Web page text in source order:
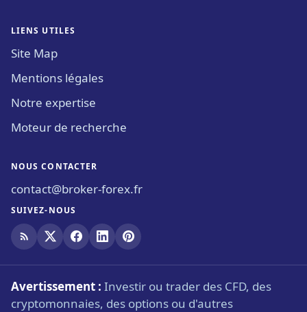
LIENS UTILES
Site Map
Mentions légales
Notre expertise
Moteur de recherche
NOUS CONTACTER
contact@broker-forex.fr
SUIVEZ-NOUS
Avertissement : Investir ou trader des CFD, des
cryptomonnaies, des options ou d'autres